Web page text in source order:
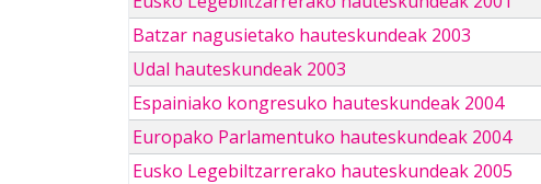
Batzar nagusietako hauteskundeak 2003
Udal hauteskundeak 2003
Espainiako kongresuko hauteskundeak 2004
Europako Parlamentuko hauteskundeak 2004
Eusko Legebiltzarrerako hauteskundeak 2005